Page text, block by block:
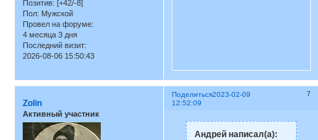
Позитив: [+42/-8]
Пол: Мужской
Провел на форуме:
4 месяца 3 дня
Последний визит:
2026-08-06 15:50:43
Поделиться 7
2023-02-09
12:52:09
Zolin
Активный участник
Андрей написал(а):